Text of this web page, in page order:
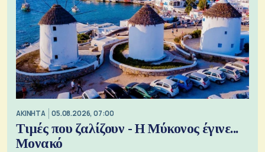
ΑΚΙΝΗΤΑ 05.08.2026, 07:00
Τιμές που ζαλίζουν - Η Μύκονος έγινε...
Μονακό